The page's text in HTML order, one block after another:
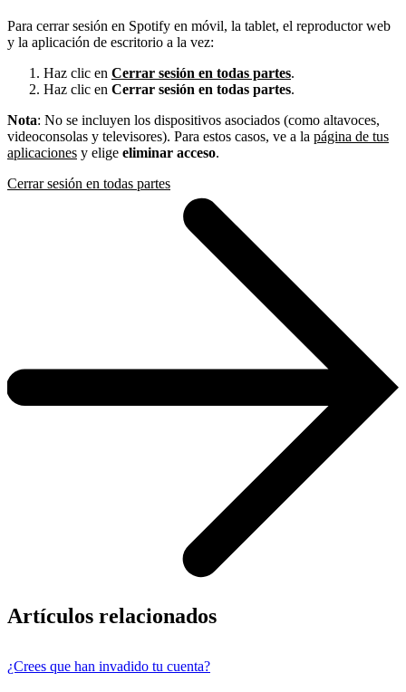
Para cerrar sesión en Spotify en móvil, la tablet, el reproductor web
y la aplicación de escritorio a la vez:
Haz clic en Cerrar sesión en todas partes.
Haz clic en Cerrar sesión en todas partes.
Nota: No se incluyen los dispositivos asociados (como altavoces,
videoconsolas y televisores). Para estos casos, ve a la página de tus
aplicaciones y elige eliminar acceso.
Cerrar sesión en todas partes
Artículos relacionados
¿Crees que han invadido tu cuenta?